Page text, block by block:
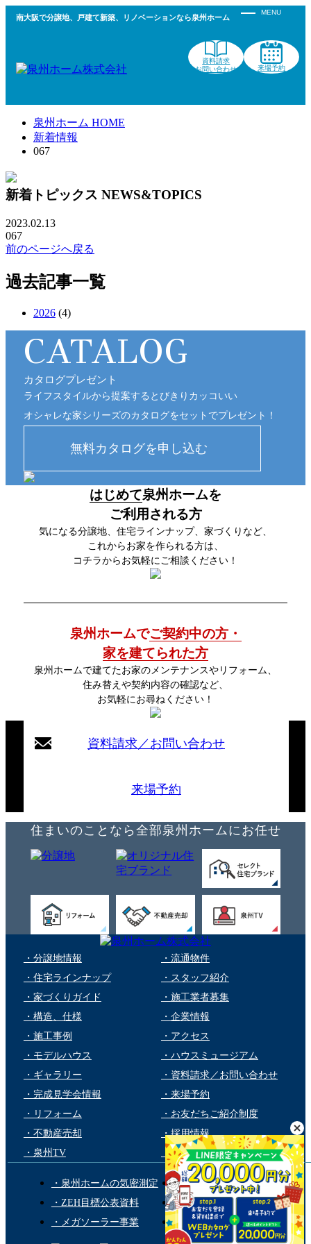
南大阪で分譲地、戸建て新築、リノベーションなら泉州ホーム
資料請求
お問い合わせ
来場予約
泉州ホーム HOME
新着情報
067
新着トピックス NEWS&TOPICS
2023.02.13
067
前のページへ戻る
過去記事一覧
2026 (4)
CATALOG
カタログプレゼント
ライフスタイルから提案するとびきりカッコいい
オシャレな家シリーズのカタログをセットでプレゼント！
はじめて泉州ホームを
ご利用される方
気になる分譲地、住宅ラインナップ、家づくりなど、
これからお家を作られる方は、
コチラからお気軽にご相談ください！
泉州ホームでご契約中の方・
家を建てられた方
泉州ホームで建てたお家のメンテナンスやリフォーム、
住み替えや契約内容の確認など、
お気軽にお尋ねください！
資料請求／お問い合わせ
来場予約
住まいのことなら全部泉州ホームにお任せ
・分譲地情報
・住宅ラインナップ
・家づくりガイド
・構造、仕様
・施工事例
・モデルハウス
・ギャラリー
・完成見学会情報
・リフォーム
・不動産売却
・泉州TV
・流通物件
・スタッフ紹介
・施工業者募集
・企業情報
・アクセス
・ハウスミュージアム
・資料請求／お問い合わせ
・来場予約
・お友だちご紹介制度
・採用情報
・個人情報保護方針
・泉州ホームの気密測定
・ZEH目標公表資料
・メガソーラー事業
・第三者品質チェック
・NIGAWAグループ
・Room Clip